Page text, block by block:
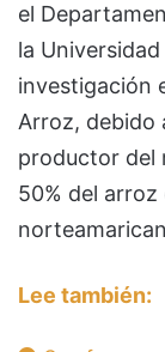
el
la
investigación
Arroz, debido
productor del
50% del
Lee también: